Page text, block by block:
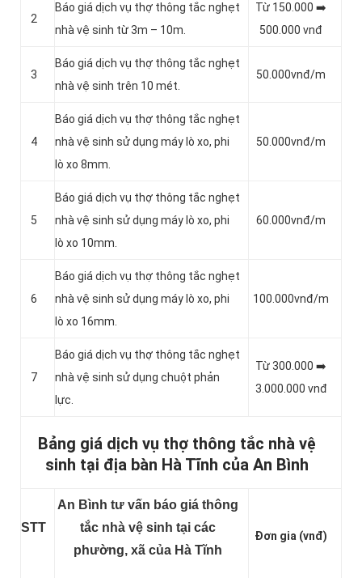
2
Báo giá dịch vụ thợ thông tắc nghẹt
nhà vệ sinh từ 3m – 10m.
Từ 150.000 ➡️
500.000 vnđ
3
Báo giá dịch vụ thợ thông tắc nghẹt
nhà vệ sinh trên 10 mét.
50.000vnđ/m
4
Báo giá dịch vụ thợ thông tắc nghẹt
nhà vệ sinh sử dụng máy lò xo, phi
lò xo 8mm.
50.000vnđ/m
5
Báo giá dịch vụ thợ thông tắc nghẹt
nhà vệ sinh sử dụng máy lò xo, phi
lò xo 10mm.
60.000vnđ/m
6
Báo giá dịch vụ thợ thông tắc nghẹt
nhà vệ sinh sử dụng máy lò xo, phi
lò xo 16mm.
100.000vnđ/m
7
Báo giá dịch vụ thợ thông tắc nghẹt
nhà vệ sinh sử dụng chuột phản
lực.
Từ 300.000 ➡️
3.000.000 vnđ
Bảng giá dịch vụ thợ thông tắc nhà vệ
sinh tại địa bàn Hà Tĩnh của An Bình
STT
An Bình tư vấn báo giá thông
tắc nhà vệ sinh tại các
phường, xã của Hà Tĩnh
Đơn gia (vnđ)